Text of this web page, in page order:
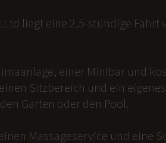
liegt eine 2,5-stündige
einer Minibar und
Sitzbereich und ein
Garten oder den Pool.
Massageservice und eine